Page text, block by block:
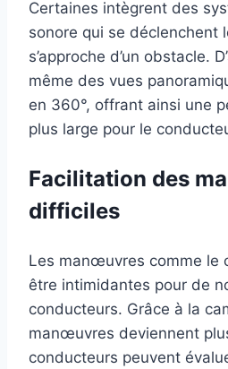
Certaines intègrent des
sonore qui se déclenchent
s’approche d’un obstacle.
même des vues
en 360°, offrant ainsi une
plus large pour le
Facilitation des
difficiles
Les manœuvres comme le
être intimidantes pour de
conducteurs. Grâce à la
manœuvres deviennent
conducteurs peuvent